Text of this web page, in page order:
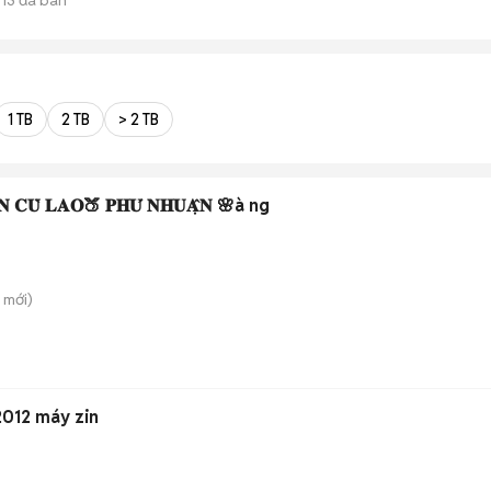
1 TB 2 TB > 2 TB
𝐋𝐀𝐎🍑 𝐏𝐇𝐔́ 𝐍𝐇𝐔𝐀̣̂𝐍 🌸à ng
mới)
máy zin